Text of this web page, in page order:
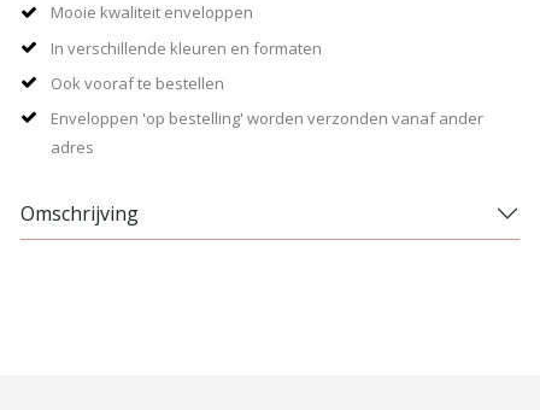
Mooie kwaliteit enveloppen
In verschillende kleuren en formaten
Ook vooraf te bestellen
Enveloppen 'op bestelling' worden verzonden vanaf ander
adres
Omschrijving